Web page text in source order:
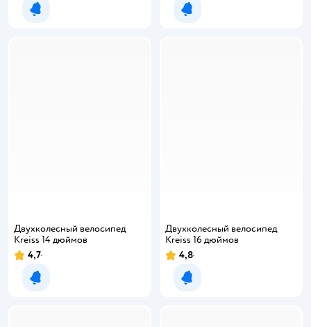
Уведомить о появлении Уведомить о появлении
Двухколесный велосипед
Kreiss 14 дюймов
4,7
Уведомить о появлении
Двухколесный велосипед
Kreiss 16 дюймов
4,8
Уведомить о появлении